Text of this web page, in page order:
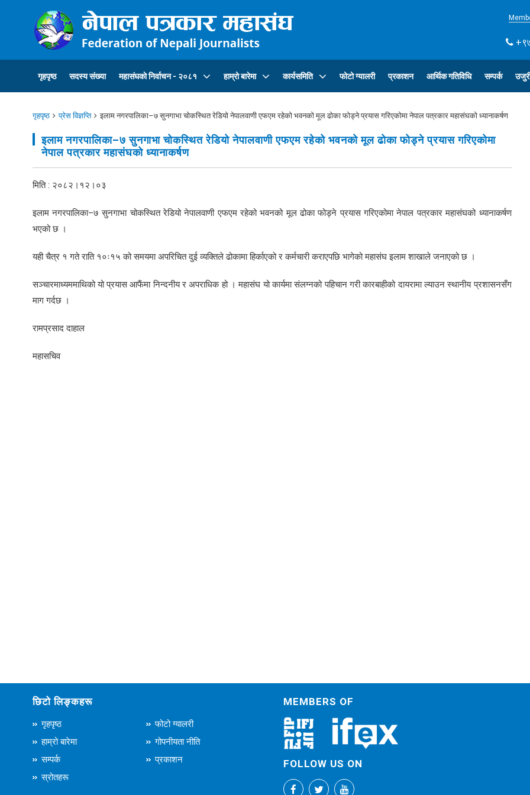
गृहपृष्ठ सदस्य संख्या महासंघकाे निर्वाचन - २०८१ हाम्रो बारेमा कार्यसमिति फोटो ग्यालरी प्रकाशन आर्थिक गतिविधि सम्पर्क
गृहपृष्ठ प्रेस विज्ञप्ति इलाम नगरपालिका–७ सुनगाभा चोकस्थित रेडियो नेपालवाणी एफएम रहेको भवनको मूल ढोका फोड्ने प्रयास गरिएकोमा नेपाल पत्रकार महासंघको ध्यानाकर्षण
इलाम नगरपालिका–७ सुनगाभा चोकस्थित रेडियो नेपालवाणी एफएम रहेको भवनको मूल ढोका फोड्ने प्रयास गरिएकोमा
नेपाल पत्रकार महासंघको ध्यानाकर्षण
मिति : २०८२।१२।०३
इलाम नगरपालिका–७ सुनगाभा चोकस्थित रेडियो नेपालवाणी एफएम रहेको भवनको मूल ढोका फोड्ने प्रयास गरिएकोमा नेपाल पत्रकार महासंघको ध्यानाकर्षण
भएको छ ।
यही चैत्र १ गते राति १०ः१५ को समयमा अपरिचित दुई व्यक्तिले ढोकामा हिर्काएको र कर्मचारी कराएपछि भागेको महासंघ इलाम शाखाले जनाएको छ ।
सञ्चारमाध्यममाथिको यो प्रयास आफैंमा निन्दनीय र अपराधिक हो । महासंघ यो कार्यमा संलग्नको पहिचान गरी कारबाहीको दायरामा ल्याउन स्थानीय प्रशासनसँग
माग गर्दछ ।
रामप्रसाद दाहाल
महासचिव
छिटो लिङ्कहरू
गृहपृष्ठ
फोटो ग्यालरी
हाम्रो बारेमा
गोपनीयता नीति
सम्पर्क
प्रकाशन
स्रोतहरू
MEMBERS OF
FOLLOW US ON